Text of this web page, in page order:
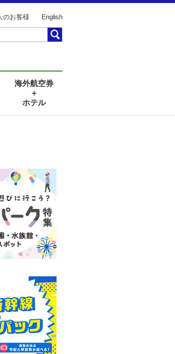
のお客様 English
海外航空券
＋
ホテル